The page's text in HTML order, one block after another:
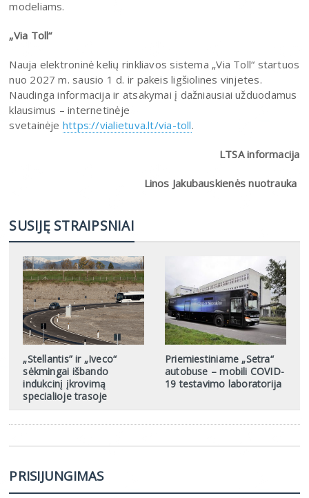
modeliams.
„Via Toll“
Nauja elektroninė kelių rinkliavos sistema „Via Toll“ startuos
nuo 2027 m. sausio 1 d. ir pakeis ligšiolines vinjetes.
Naudinga informacija ir atsakymai į dažniausiai užduodamus
klausimus – internetinėje
svetainėje https://vialietuva.lt/via-toll.
LTSA informacija
Linos Jakubauskienės nuotrauka
SUSIJĘ STRAIPSNIAI
„Stellantis” ir „Iveco“
sėkmingai išbando
indukcinį įkrovimą
specialioje trasoje
Priemiestiniame „Setra“
autobuse – mobili COVID-
19 testavimo laboratorija
PRISIJUNGIMAS